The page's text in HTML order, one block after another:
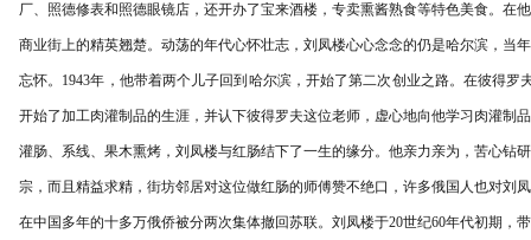
厂、照德修表和照德眼镜店，还开办了宝来酒楼，专卖熏酱熟食等特色美食。在
商业街上的精英翘楚。动荡的年代心怀壮志，刘凤楼心心念念的仍是哈尔滨，当
忘怀。 1943年，他带着两个儿子回到哈尔滨，开始了第二次创业之路。在彼得
开始了加工肉灌制品的生涯，并认下彼得罗夫这位老师，虚心地向他学习肉灌制
灌肠、系线、果木熏烤，刘凤楼与红肠结下了一生的缘分。他亲力亲为，苦心钻
宗，而且精益求精，街坊邻居对这位做红肠的师傅赞不绝口，许多俄国人也对刘
在中国多年的十多万俄侨被分两次集体撤回苏联。刘凤楼于20世纪60年代初期，